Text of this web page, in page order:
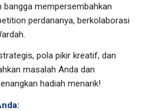
bangga mempersembahkan
perdananya, berkolaborasi
pola pikir kreatif, dan
masalah Anda dan
hadiah menarik!